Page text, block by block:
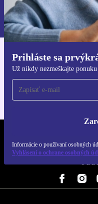
Prihláste sa
Už nikdy nezmeškajte ponuku
Informácie o používaní osobných
Vyhlásení o ochrane osobných
Informácie o používaní
Zásadách ochrany
Pre